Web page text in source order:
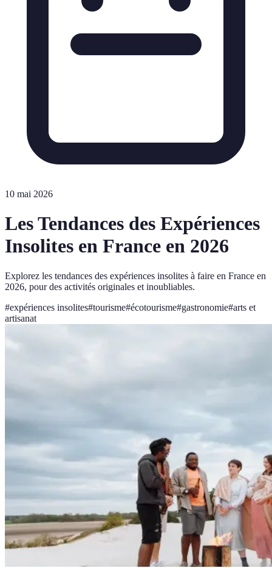
10 mai 2026
Les Tendances des Expériences
Insolites en France en 2026
Explorez les tendances des expériences insolites à faire en France en
2026, pour des activités originales et inoubliables.
#expériences insolites#tourisme#écotourisme#gastronomie#arts et
artisanat